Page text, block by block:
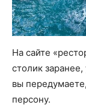
На сайте
столик
вы
персону.